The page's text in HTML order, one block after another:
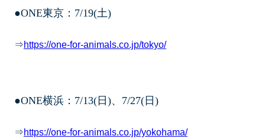
●ONE東京：7/19(土)
⇒https://one-for-animals.co.jp/tokyo/
●ONE横浜：7/13(日)、7/27(日)
⇒https://one-for-animals.co.jp/yokohama/